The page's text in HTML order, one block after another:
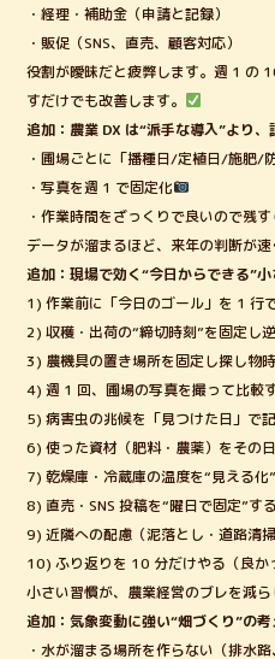
・経理・補助金（申請と記録）
・販促（SNS、直売、顧客対応）
役割が曖昧だと疲弊します。週 1 の
すだけでも改善します。
追加：農業 DX は“派手な導入”より、
・圃場ごとに「播種日/定植日/施肥/
・写真を週 1 で固定化
・作業時間をざっくりで良いので残す
データが溜まるほど、来年の判断が速
追加：現場で効く“今日からできる”
1) 作業前に「今日のゴール」を 1 行
2) 収穫・出荷の“締切時刻”を固定し
3) 農機具の置き場所を固定し探し物
4) 週 1 回、圃場の写真を撮って比較
5) 病害虫の兆候を「見つけた日」で
6) 使った資材（肥料・農薬）をその
7) 乾燥庫・冷蔵庫の温度を“見える化
8) 直売・SNS 投稿を“曜日で固定”する
9) 近隣への配慮（泥落とし・道路清
10) ふり返りを 10 分だけやる（良か
小さい習慣が、農業経営のブレを減ら
追加：気象変動に強い“畑づくり”の考
・水が溜まる場所を作らない（排水路